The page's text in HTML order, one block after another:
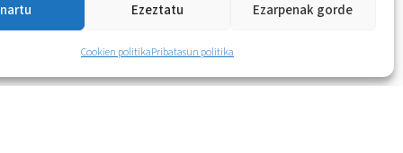
Ezeztatu Ezarpenak gorde
Cookien politikaPribatasun politika